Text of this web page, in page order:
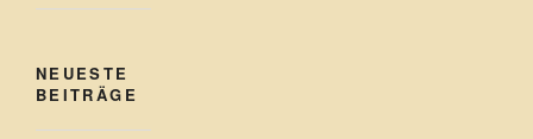
NEUESTE
BEITRÄGE